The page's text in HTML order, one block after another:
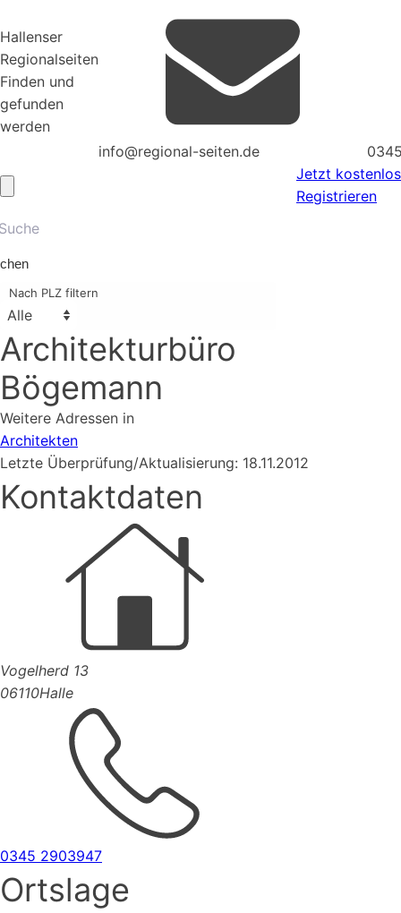
Hallenser
Regionalseiten
Finden und
gefunden
werden
info@regional-seiten.de
Jetzt kostenlos
Registrieren
Nach PLZ filtern
Architekturbüro
Bögemann
Weitere Adressen in
Architekten
Letzte Überprüfung/Aktualisierung: 18.11.2012
Kontaktdaten
Vogelherd 13
06110Halle
0345 2903947
Ortslage